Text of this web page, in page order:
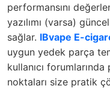
performansını
yazılımı (varsa)
sağlar. IBvape E-
uygun yedek parça
kullanıcı
noktaları size pratik